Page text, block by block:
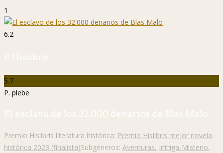
1
6.2
P. Hislibris
5.7
P. plebe
El esclavo de los 32.000 denarios de Blas Malo
Premio Hislibris literatura histórica: Premio Hislibris mejor novela
histórica 2023 (finalista)Subgéneros: Aventuras, Intriga-Misterio,